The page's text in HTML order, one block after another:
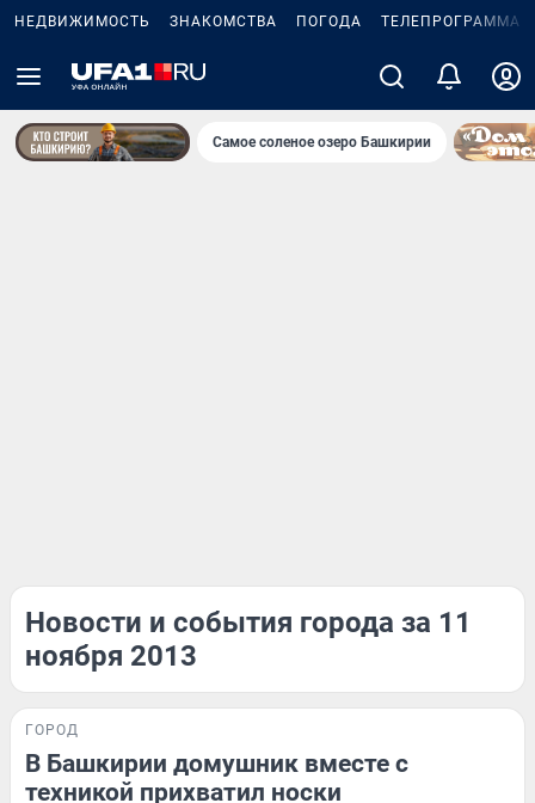
НЕДВИЖИМОСТЬ ЗНАКОМСТВА ПОГОДА ТЕЛЕПРОГРАММА
Самое соленое озеро Башкирии
Новости и события города за 11
ноября 2013
ГОРОД
В Башкирии домушник вместе с
техникой прихватил носки